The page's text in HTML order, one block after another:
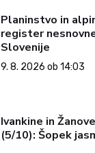
Planinstvo in
register
Slovenije
9. 8. 2026 ob 14:03
Ivankine in
(5/10): Šopek